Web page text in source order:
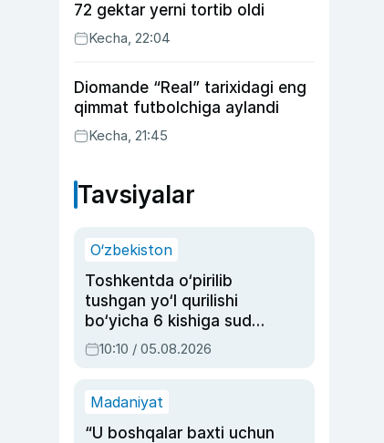
72 gektar yerni tortib oldi
Kecha, 22:04
Diomande “Real” tarixidagi eng
qimmat futbolchiga aylandi
Kecha, 21:45
Tavsiyalar
O‘zbekiston
Toshkentda o‘pirilib
tushgan yo‘l qurilishi
bo‘yicha 6 kishiga sud
hukmi o‘qildi
10:10 / 05.08.2026
Madaniyat
“U boshqalar baxti uchun